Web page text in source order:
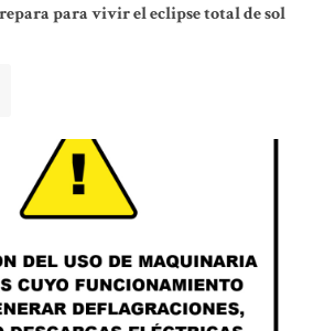
para vivir el eclipse total de sol